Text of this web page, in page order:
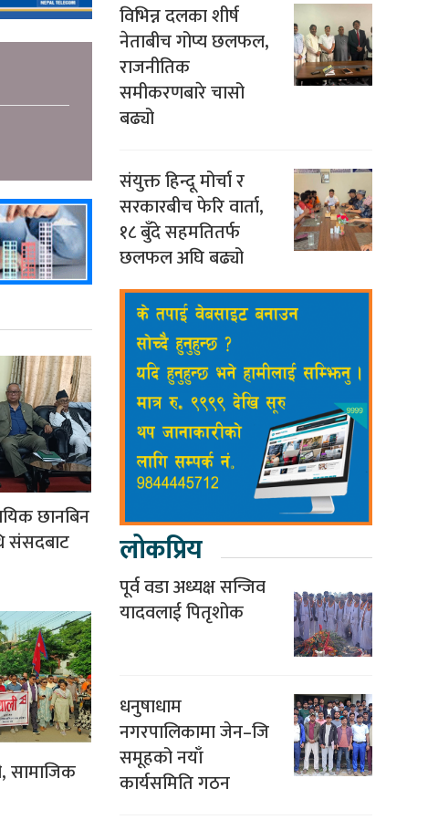
छानबिन
संसदबाट
सामाजिक
विभिन्न दलका शीर्ष
नेताबीच गोप्य छलफल,
राजनीतिक
समीकरणबारे चासो
बढ्यो
संयुक्त हिन्दू मोर्चा र
सरकारबीच फेरि वार्ता,
१८ बुँदे सहमतितर्फ
छलफल अघि बढ्यो
लोकप्रिय
पूर्व वडा अध्यक्ष सन्जिव
यादवलाई पितृशोक
धनुषाधाम
नगरपालिकामा जेन–जि
समूहको नयाँ
कार्यसमिति गठन